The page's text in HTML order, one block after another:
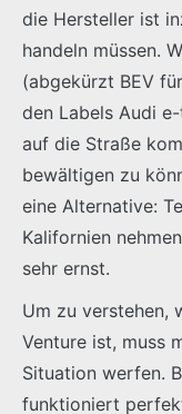
die Hersteller ist
handeln müssen.
(abgekürzt BEV für
den Labels Audi
auf die Straße
bewältigen zu
eine Alternative:
Kalifornien
sehr ernst.
Um zu verstehen,
Venture ist, muss
Situation werfen.
funktioniert